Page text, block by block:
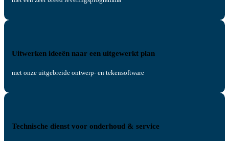
Uitwerken ideeën naar een uitgewerkt plan
met onze uitgebreide ontwerp- en tekensoftware
Technische dienst voor onderhoud & service